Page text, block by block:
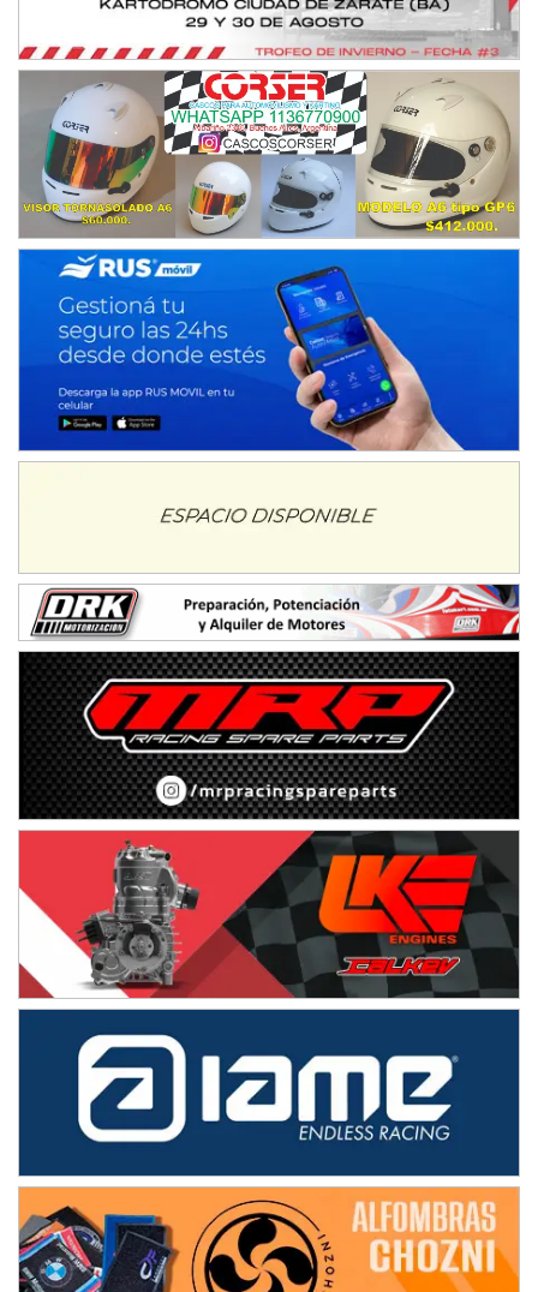
NORESTE SANTAFESINO - F6
Ciudad de Avellaneda (Asfalto)
Avellaneda (Santa Fe)
SUR SANTAFESINO - F4
José Samuel Sánchez (Tierra)
Rufino (Santa Fe)
TUCUMANO - F5
Juan Navarro (Asfalto)
El Timbó (Tucumán)